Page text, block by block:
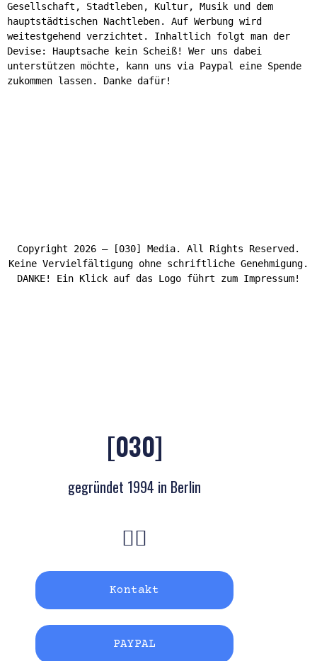
Gesellschaft, Stadtleben, Kultur, Musik und dem
hauptstädtischen Nachtleben. Auf Werbung wird
weitestgehend verzichtet. Inhaltlich folgt man der
Devise: Hauptsache kein Scheiß! Wer uns dabei
unterstützen möchte, kann uns via Paypal eine Spende
zukommen lassen. Danke dafür!
Copyright 2026 – [030] Media. All Rights Reserved.
Keine Vervielfältigung ohne schriftliche Genehmigung.
DANKE! Ein Klick auf das Logo führt zum Impressum!
[030]
gegründet 1994 in Berlin
Kontakt
PAYPAL